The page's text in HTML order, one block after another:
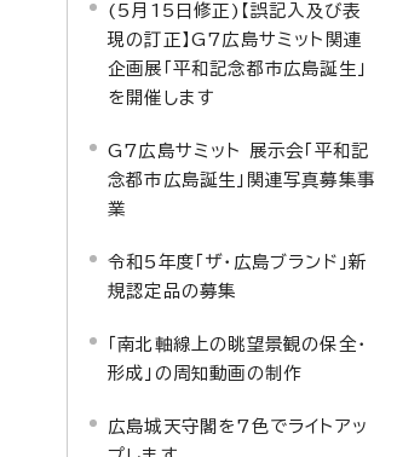
(5月15日修正)【誤記入及び表
現の訂正】G7広島サミット関連
企画展「平和記念都市広島誕生」
を開催します
G7広島サミット 展示会「平和記
念都市広島誕生」関連写真募集事
業
令和5年度「ザ・広島ブランド」新
規認定品の募集
「南北軸線上の眺望景観の保全・
形成」の周知動画の制作
広島城天守閣を7色でライトアッ